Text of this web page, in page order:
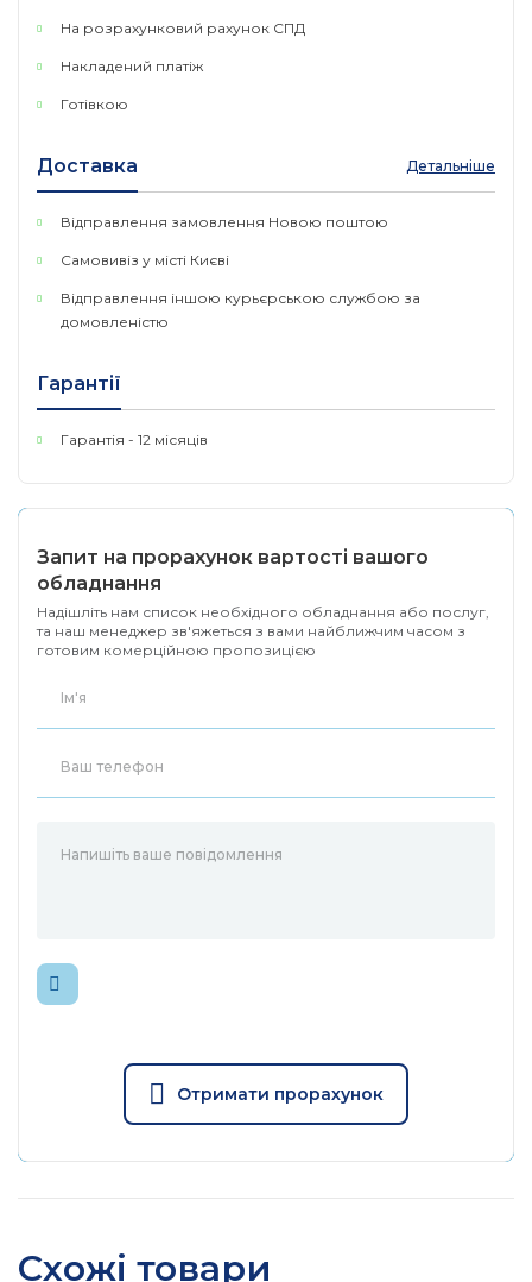
На розрахунковий рахунок СПД
Накладений платіж
Готівкою
Доставка Детальніше
Відправлення замовлення Новою поштою
Самовивіз у місті Києві
Відправлення іншою курьєрською службою за
домовленістю
Гарантії
Гарантія - 12 місяців
Запит на прорахунок вартості вашого
обладнання
Надішліть нам список необхідного обладнання або послуг,
та наш менеджер зв'яжеться з вами найближчим часом з
готовим комерційною пропозицією
Отримати прорахунок
Схожі товари